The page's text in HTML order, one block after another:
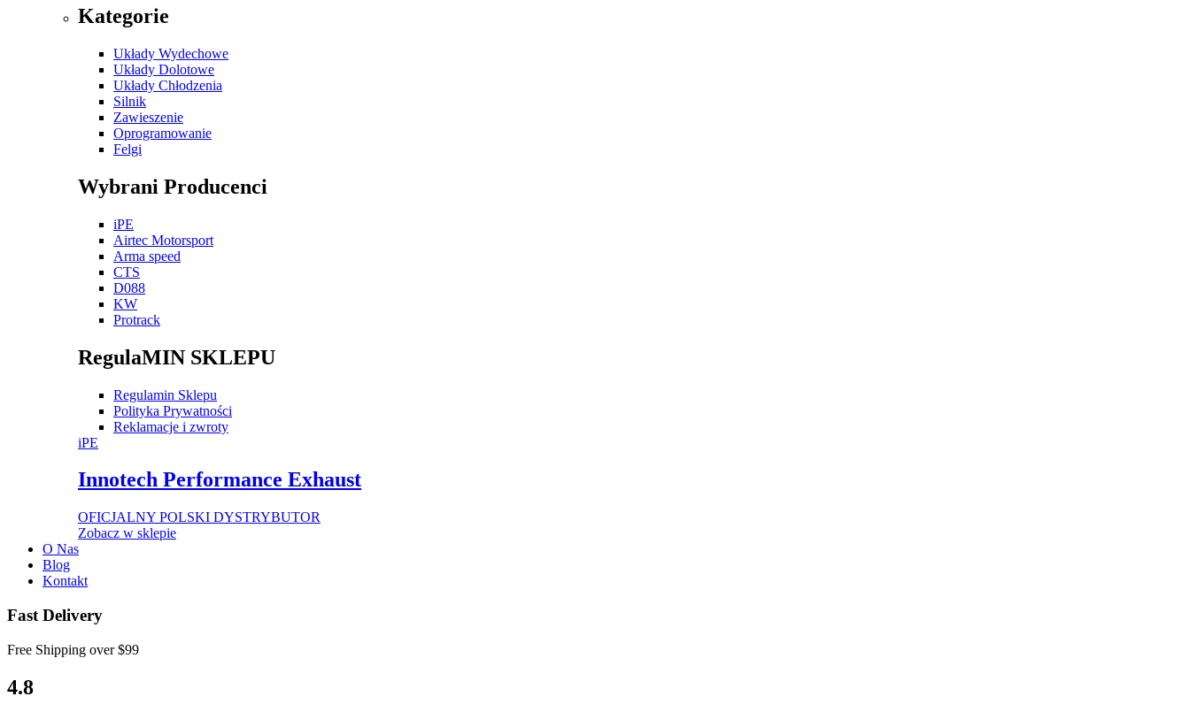
Kategorie
Układy Wydechowe
Układy Dolotowe
Układy Chłodzenia
Silnik
Zawieszenie
Oprogramowanie
Felgi
Wybrani Producenci
iPE
Airtec Motorsport
Arma speed
CTS
D088
KW
Protrack
RegulaMIN SKLEPU
Regulamin Sklepu
Polityka Prywatności
Reklamacje i zwroty
iPE
Innotech Performance Exhaust
OFICJALNY POLSKI DYSTRYBUTOR
Zobacz w sklepie
O Nas
Blog
Kontakt
Fast Delivery
Free Shipping over$99
4.8